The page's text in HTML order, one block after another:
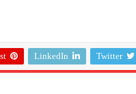
Twitter
LinkedIn